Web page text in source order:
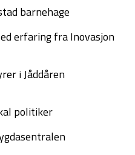
barnehage
erfaring fra Inovasjon
i Jåddåren
politiker